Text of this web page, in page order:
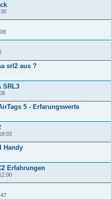
srl2 aus ?
SRL3
5 - Erfarungswerte
Handy
Erfahrungen